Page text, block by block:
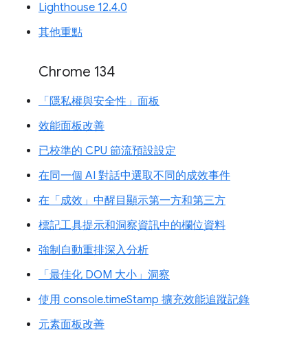
Lighthouse 12.4.0
其他重點
Chrome 134
「隱私權與安全性」面板
效能面板改善
已校準的 CPU 節流預設設定
在同一個 AI 對話中選取不同的成效事件
在「成效」中醒目顯示第一方和第三方
標記工具提示和洞察資訊中的欄位資料
強制自動重排深入分析
「最佳化 DOM 大小」洞察
使用 console.timeStamp 擴充效能追蹤記錄
元素面板改善